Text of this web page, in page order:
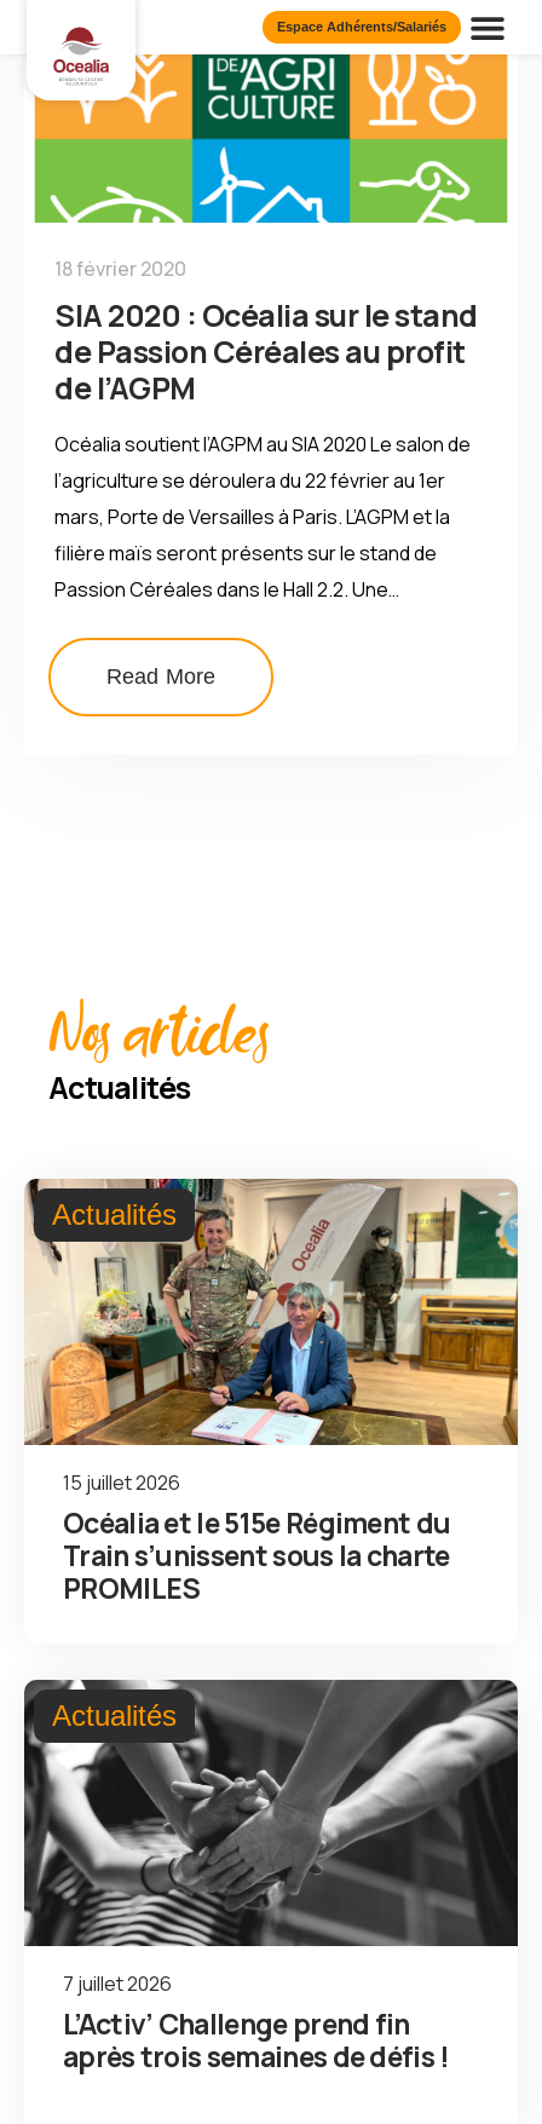
Espace Adhérents/Salariés
18 février 2020
SIA 2020 : Océalia sur le stand
de Passion Céréales au profit
de l’AGPM
Océalia soutient l’AGPM au SIA 2020 Le salon de
l’agriculture se déroulera du 22 février au 1er
mars, Porte de Versailles à Paris. L’AGPM et la
filière maïs seront présents sur le stand de
Passion Céréales dans le Hall 2.2. Une…
Read More
Nos articles
Actualités
Actualités
15 juillet 2026
Océalia et le 515e Régiment du
Train s’unissent sous la charte
PROMILES
Actualités
7 juillet 2026
L’Activ’ Challenge prend fin
après trois semaines de défis !